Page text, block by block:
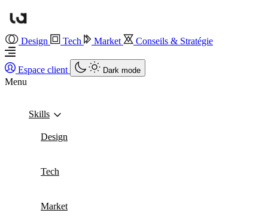
Design Tech Market Conseils & Stratégie
Espace client Dark mode
Menu
Skills
Design
Tech
Market